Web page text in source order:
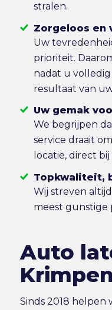
stralen.
Zorgeloos en
Uw
prioriteit.
nadat u
resultaat van
Uw gemak
We begrijpen
service draait
locatie, direct
Topkwaliteit,
Wij streven
meest gunstige
Auto
Sinds 2018 helpen